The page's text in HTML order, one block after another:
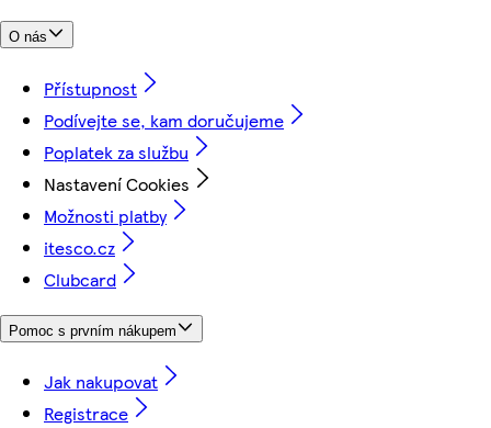
O nás
Přístupnost
Podívejte se, kam doručujeme
Poplatek za službu
Nastavení Cookies
Možnosti platby
itesco.cz
Clubcard
Pomoc s prvním nákupem
Jak nakupovat
Registrace